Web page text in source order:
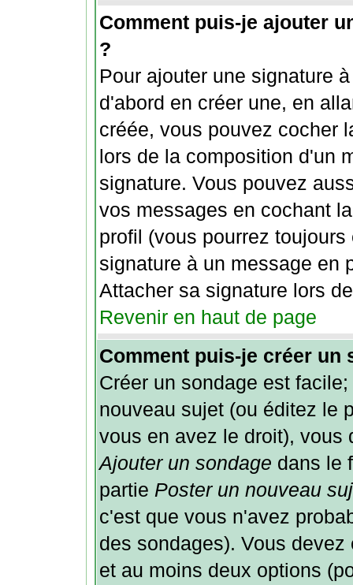
Comment puis-je ajouter
?
Pour ajouter une signature
d'abord en créer une, en
créée, vous pouvez cocher
lors de la composition d'un
signature. Vous pouvez
vos messages en cochant
profil (vous pourrez
signature à un message en
Attacher sa signature lors
Revenir en haut de page
Comment puis-je créer un
Créer un sondage est
nouveau sujet (ou éditez le
vous en avez le droit), vous
Ajouter un sondage dans le
partie Poster un nouveau
c'est que vous n'avez
des sondages). Vous
et au moins deux options